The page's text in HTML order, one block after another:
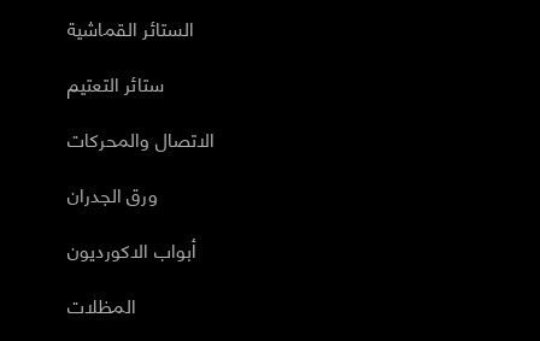
الستائر القماشية
ستائر التعتيم
الاتصال والمحركات
ورق الجدران
أبواب الاكورديون
المظلات